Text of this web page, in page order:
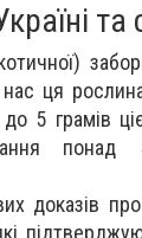
та
нас ця
5 грамів
доказів